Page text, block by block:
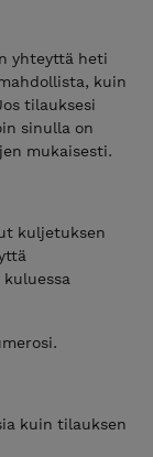
yhteyttä heti
kuin
tilauksesi
sinulla on
mukaisesti.
kuljetuksen
kuin tilauksen